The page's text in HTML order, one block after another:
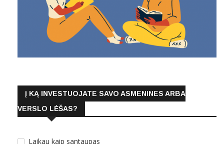
Į KĄ INVESTUOJATE SAVO ASMENINES ARBA
VERSLO LĖŠAS?
Laikau kaip santaupas